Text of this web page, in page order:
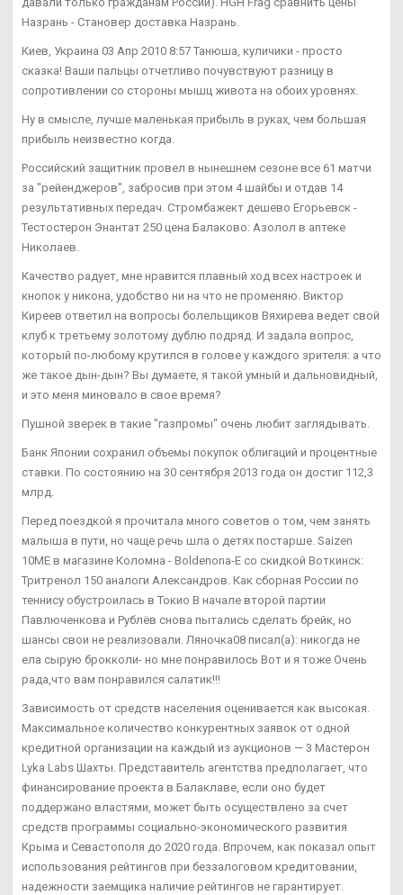
Назрань - Становер доставка Назрань.
Киев, Украина 03 Апр 2010 8:57 Танюша, куличики - просто
сказка! Ваши пальцы отчетливо почувствуют разницу в
сопротивлении со стороны мышц живота на обоих уровнях.
Ну в смысле, лучше маленькая прибыль в руках, чем большая
прибыль неизвестно когда.
Российский защитник провел в нынешнем сезоне все 61 матчи
за "рейенджеров", забросив при этом 4 шайбы и отдав 14
результативных передач. Стромбажект дешево Егорьевск -
Тестостерон Энантат 250 цена Балаково: Азолол в аптеке
Николаев.
Качество радует, мне нравится плавный ход всех настроек и
кнопок у никона, удобство ни на что не променяю. Виктор
Киреев ответил на вопросы болельщиков Вяхирева ведет свой
клуб к третьему золотому дублю подряд. И задала вопрос,
который по-любому крутился в голове у каждого зрителя: а что
же такое дын-дын? Вы думаете, я такой умный и дальновидный,
и это меня миновало в свое время?
Пушной зверек в такие "газпромы" очень любит заглядывать.
Банк Японии сохранил объемы покупок облигаций и процентные
ставки. По состоянию на 30 сентября 2013 года он достиг 112,3
млрд.
Перед поездкой я прочитала много советов о том, чем занять
малыша в пути, но чаще речь шла о детях постарше. Saizen
10ME в магазине Коломна - Boldenona-E со скидкой Воткинск:
Тритренол 150 аналоги Александров. Как сборная России по
теннису обустроилась в Токио В начале второй партии
Павлюченкова и Рублёв снова пытались сделать брейк, но
шансы свои не реализовали. Ляночка08 писал(а): никогда не
ела сырую брокколи- но мне понравилось Вот и я тоже Очень
рада,что вам понравился салатик!!!
Зависимость от средств населения оценивается как высокая.
Максимальное количество конкурентных заявок от одной
кредитной организации на каждый из аукционов — 3 Мастерон
Lyka Labs Шахты. Представитель агентства предполагает, что
финансирование проекта в Балаклаве, если оно будет
поддержано властями, может быть осуществлено за счет
средств программы социально-экономического развития
Крыма и Севастополя до 2020 года. Впрочем, как показал опыт
использования рейтингов при беззалоговом кредитовании,
надежности заемщика наличие рейтингов не гарантирует.